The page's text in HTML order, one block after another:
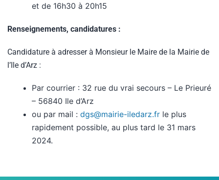
et de 16h30 à 20h15
Renseignements, candidatures :
Candidature à adresser à Monsieur le Maire de la Mairie de
l’Ile d’Arz :
Par courrier : 32 rue du vrai secours – Le Prieuré
– 56840 Ile d’Arz
ou par mail : dgs@mairie-iledarz.fr le plus
rapidement possible, au plus tard le 31 mars
2024.